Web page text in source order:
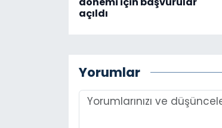
açıldı
Yorumlar